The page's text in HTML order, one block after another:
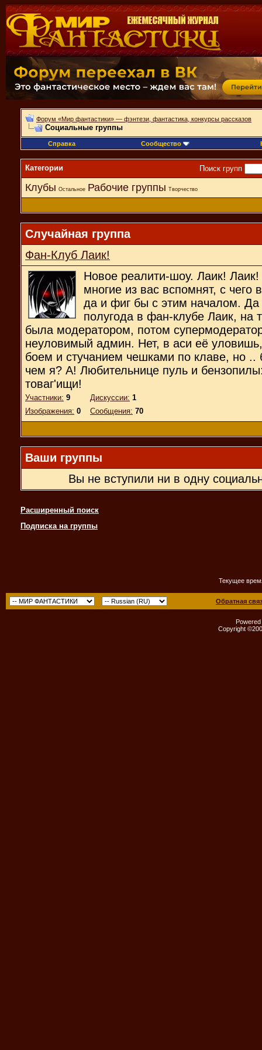
Форум «Мир фантастики» — фэнтези, фантастика, конкурсы рассказов
Социальные группы
Справка Сообщество
Поиск групп
Категории
Клубы Остальное Рабочие группы Творчество
Случайная группа
Фан-Клуб Лаик!
Новое реалити-шоу. Лаик!
многие из вас вспомнят, с чего
да и фиг бы с этим началом.
полугода в фан-клубе Лаик, на
была модератором, потом
неуловимый админ. Нет, в аси её
боем и стучанием чешками по клаве, но ..
чем я? А! Любительнице пуль и
товаг'ищи!
Участники: 9
Изображения: 0
Дискуссии: 1
Сообщения: 70
Ваши группы
Вы не вступили ни в одну
Расширенный поиск
Подписка на группы
Текущее
Обратная
Copyright